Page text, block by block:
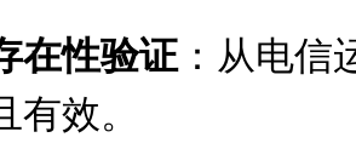
在性验证：从电信
有效。